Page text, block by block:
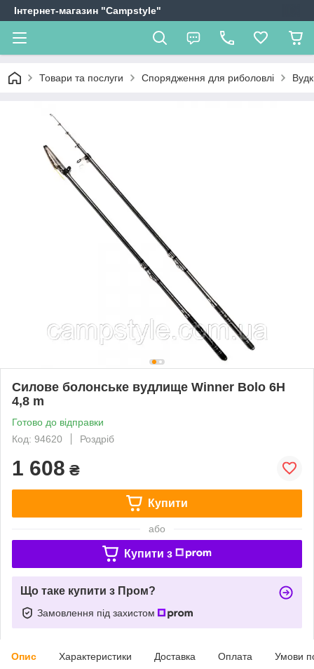
Інтернет-магазин "Campstyle"
Товари та послуги Спорядження для риболовлі
Силове болонське вудлище Winner Bolo 6H
4,8 m
Готово до відправки
Код: 94620
Роздріб
1 608 ₴
Купити
або
Купити з
Що таке купити з Пром?
Замовлення під захистом
Опис Характеристики Доставка Оплата Умови